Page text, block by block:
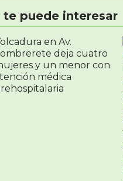
te puede interesar
en Av.
deja cuatro
y un menor con
médica